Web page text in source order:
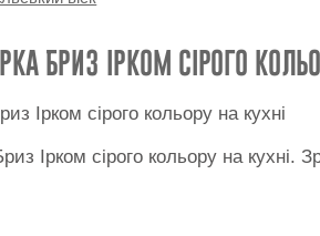
БРИЗ ІРКОМ СІРОГО
Ірком сірого кольору на кухні.